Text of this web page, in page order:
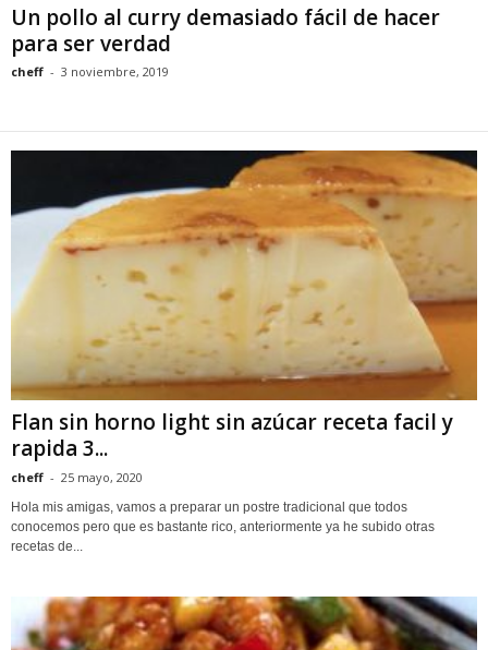
Un pollo al curry demasiado fácil de hacer
para ser verdad
cheff - 3 noviembre, 2019
Flan sin horno light sin azúcar receta facil y
rapida 3...
cheff - 25 mayo, 2020
Hola mis amigas, vamos a preparar un postre tradicional que todos
conocemos pero que es bastante rico, anteriormente ya he subido otras
recetas de...